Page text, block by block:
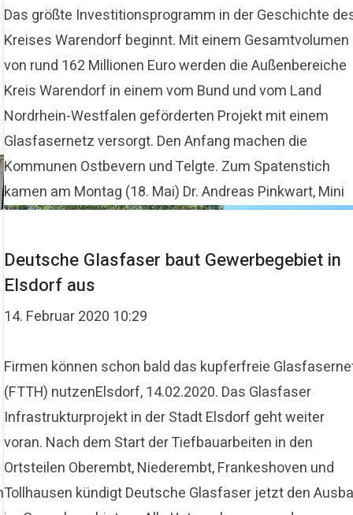
Das größte Investitionsprogramm in der Geschichte
Kreises Warendorf beginnt. Mit einem Gesamtvolumen
von rund 162 Millionen Euro werden die Außenbereiche
Kreis Warendorf in einem vom Bund und vom Land
Nordrhein-Westfalen geförderten Projekt mit einem
Glasfasernetz versorgt. Den Anfang machen die
Kommunen Ostbevern und Telgte. Zum Spatenstich
kamen am Montag (18. Mai) Dr. Andreas Pinkwart, Mini
Deutsche Glasfaser baut Gewerbegebiet in
Elsdorf aus
14. Februar 2020 10:29
Firmen können schon bald das kupferfreie
(FTTH) nutzenElsdorf, 14.02.2020. Das Glasfaser
Infrastrukturprojekt in der Stadt Elsdorf geht weiter
voran. Nach dem Start der Tiefbauarbeiten in den
Ortsteilen Oberembt, Niederembt, Frankeshoven und
Tollhausen kündigt Deutsche Glasfaser jetzt den